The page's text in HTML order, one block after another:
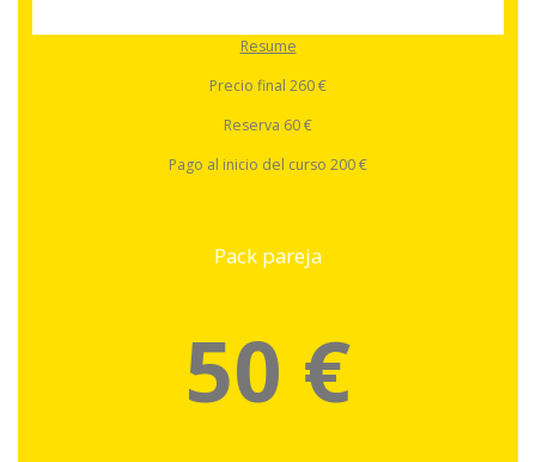
Resume
Precio final 260 €
Reserva 60 €
Pago al inicio del curso 200 €
Pack pareja
50 €